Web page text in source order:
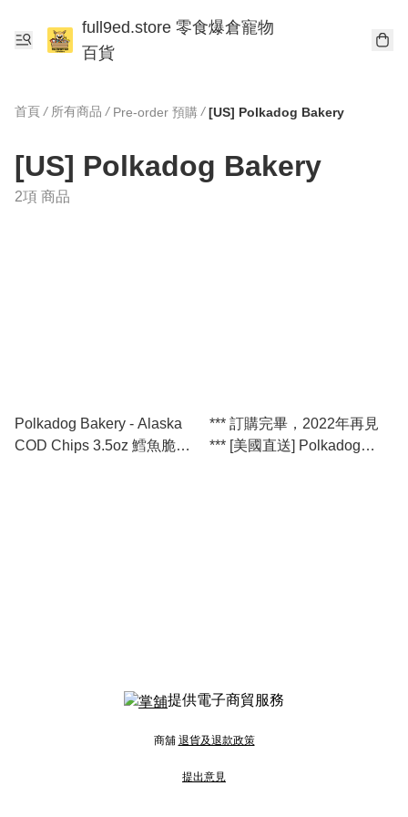
full9ed.store 零食爆倉寵物
百貨
首頁 / 所有商品 / Pre-order 預購 / [US] Polkadog Bakery
[US] Polkadog Bakery
2項 商品
Polkadog Bakery - Alaska
COD Chips 3.5oz 鱈魚脆片
*** 訂購完畢，2022年再見
*** [美國直送] Polkadog
提供電子商貿服務
商舖 退貨及退款政策
提出意見